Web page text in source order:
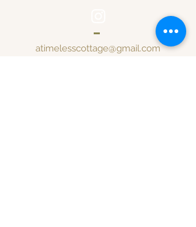
atimelesscottage@gmail.com